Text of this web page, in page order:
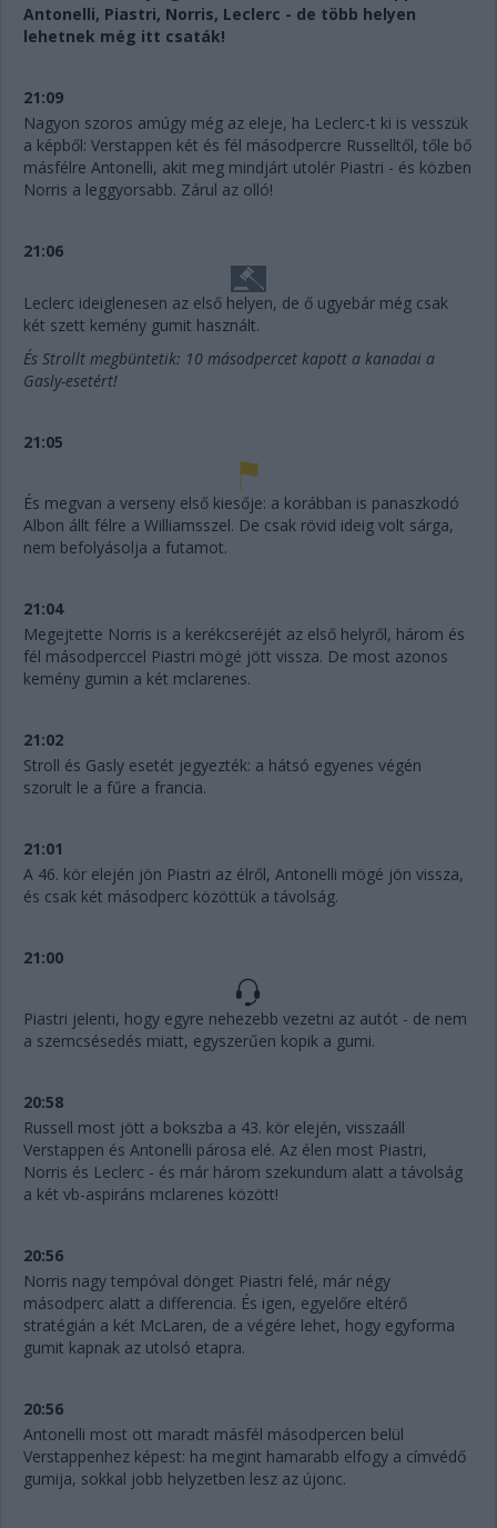
Antonelli, Piastri, Norris, Leclerc - de több helyen
lehetnek még itt csaták!
21:09
Nagyon szoros amúgy még az eleje, ha Leclerc-t ki is vesszük
a képből: Verstappen két és fél másodpercre Russelltől, tőle bő
másfélre Antonelli, akit meg mindjárt utolér Piastri - és közben
Norris a leggyorsabb. Zárul az olló!
21:06
Leclerc ideiglenesen az első helyen, de ő ugyebár még csak
két szett kemény gumit használt.
És Strollt megbüntetik: 10 másodpercet kapott a kanadai a
Gasly-esetért!
21:05
És megvan a verseny első kiesője: a korábban is panaszkodó
Albon állt félre a Williamsszel. De csak rövid ideig volt sárga,
nem befolyásolja a futamot.
21:04
Megejtette Norris is a kerékcseréjét az első helyről, három és
fél másodperccel Piastri mögé jött vissza. De most azonos
kemény gumin a két mclarenes.
21:02
Stroll és Gasly esetét jegyezték: a hátsó egyenes végén
szorult le a fűre a francia.
21:01
A 46. kör elején jön Piastri az élről, Antonelli mögé jön vissza,
és csak két másodperc közöttük a távolság.
21:00
Piastri jelenti, hogy egyre nehezebb vezetni az autót - de nem
a szemcsésedés miatt, egyszerűen kopik a gumi.
20:58
Russell most jött a bokszba a 43. kör elején, visszaáll
Verstappen és Antonelli párosa elé. Az élen most Piastri,
Norris és Leclerc - és már három szekundum alatt a távolság
a két vb-aspiráns mclarenes között!
20:56
Norris nagy tempóval dönget Piastri felé, már négy
másodperc alatt a differencia. És igen, egyelőre eltérő
stratégián a két McLaren, de a végére lehet, hogy egyforma
gumit kapnak az utolsó etapra.
20:56
Antonelli most ott maradt másfél másodpercen belül
Verstappenhez képest: ha megint hamarabb elfogy a címvédő
gumija, sokkal jobb helyzetben lesz az újonc.